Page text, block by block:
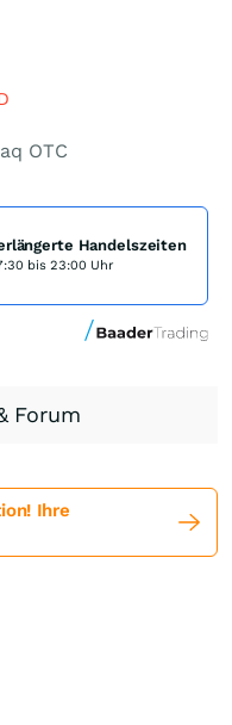
OTC
Handelszeiten
bis 23:00 Uhr
Forum
Ihre